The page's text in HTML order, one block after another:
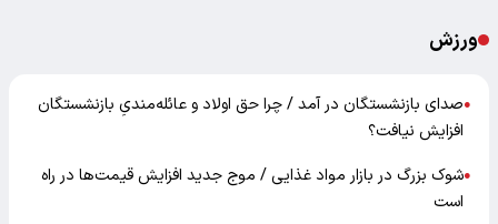
ورزش
●صدای بازنشستگان در آمد / چرا حق اولاد و عائله‌مندیِ بازنشستگان
افزایش نیافت؟
●شوک بزرگ در بازار مواد غذایی / موج جدید افزایش قیمت‌ها در راه
است